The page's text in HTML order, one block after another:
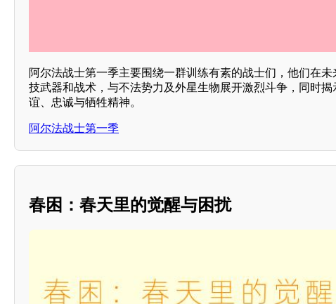
阿尔法战士第一季主要围绕一群训练有素的战士们，他们在
技武器和战术，与不法势力及外星生物展开激烈斗争，同时
谊、忠诚与牺牲精神。
阿尔法战士第一季
春困：春天里的觉醒与困扰